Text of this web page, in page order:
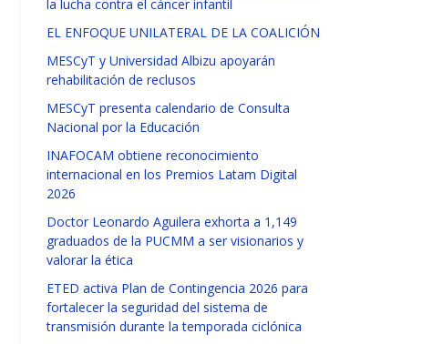
la lucha contra el cáncer infantil
EL ENFOQUE UNILATERAL DE LA COALICIÓN
MESCyT y Universidad Albizu apoyarán
rehabilitación de reclusos
MESCyT presenta calendario de Consulta
Nacional por la Educación
INAFOCAM obtiene reconocimiento
internacional en los Premios Latam Digital
2026
Doctor Leonardo Aguilera exhorta a 1,149
graduados de la PUCMM a ser visionarios y
valorar la ética
ETED activa Plan de Contingencia 2026 para
fortalecer la seguridad del sistema de
transmisión durante la temporada ciclónica